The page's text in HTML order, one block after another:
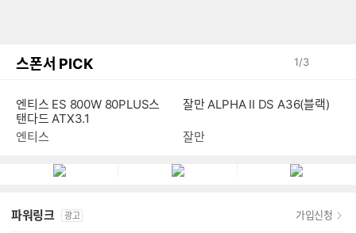
스폰서 PICK 1/3
엔티스 ES 800W 80PLUS스
탠다드 ATX3.1